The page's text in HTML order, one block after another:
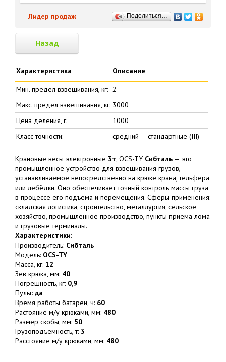
Лидер продаж Поделиться…
Назад
Характеристика Описание
Мин. предел взвешивания, кг: 2
Макс. предел взвешивания, кг: 3000
Цена деления, г:
1000
Класс точности:
средний — стандартные (III)
Крановые весы электронные 3т, OCS-TY Сибталь — это
промышленное устройство для взвешивания грузов,
устанавливаемое непосредственно на крюке крана, тельфера
или лебёдки. Оно обеспечивает точный контроль массы груза
в процессе его подъема и перемещения. Сферы применения:
складская логистика, строительство, металлургия, сельское
хозяйство, промышленное производство, пункты приёма лома
и грузовые терминалы.
Характеристики:
Производитель: Сибталь
Модель: OCS-TY
Масса, кг: 12
Зев крюка, мм: 40
Погрешность, кг: 0,9
Пульт: да
Время работы батареи, ч: 60
Растояние м/у крюками, мм: 480
Размер скобы, мм: 50
Грузоподъемность, т: 3
Расстояние м/у крюками, мм: 480